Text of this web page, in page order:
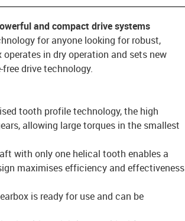
and compact drive systems
for anyone looking for robust,
in dry operation and sets new
drive technology.
tooth profile technology, the high
allowing large torques in the smallest
with only one helical tooth enables a
maximises efficiency and effectiveness
is ready for use and can be